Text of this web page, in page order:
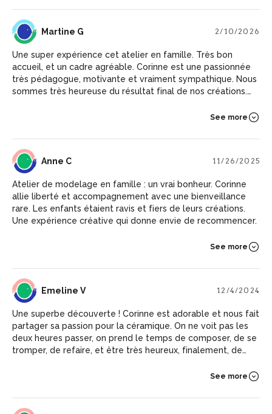
MG Martine G 2/10/2026
Une super expérience cet atelier en famille. Très bon
accueil, et un cadre agréable. Corinne est une passionnée
très pédagogue, motivante et vraiment sympathique. Nous
sommes très heureuse du résultat final de nos créations.
See more
AC Anne C 11/26/2025
Atelier de modelage en famille : un vrai bonheur. Corinne
allie liberté et accompagnement avec une bienveillance
rare. Les enfants étaient ravis et fiers de leurs créations.
Une expérience créative qui donne envie de recommencer.
See more
EV Emeline V 12/4/2024
Une superbe découverte ! Corinne est adorable et nous fait
partager sa passion pour la céramique. On ne voit pas les
deux heures passer, on prend le temps de composer, de se
tromper, de refaire, et être très heureux, finalement, de
See more